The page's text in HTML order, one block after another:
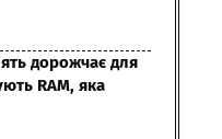
дорожчає для
RAM, яка